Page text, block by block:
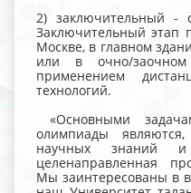
2) заключительный -
Заключительный этап
Москве, в главном
или в очно/
применением
технологий.
«Основными
олимпиады
научных знаний и
целенаправленная
Мы заинтересованы в